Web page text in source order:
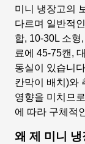
미니 냉장고의
다르며 일반적
합, 10-30L 소형
료에 45-75캔,
동실이 있습니
칸막이 배치)와
영향을 미치므
에 따라 구체적
왜 제 미니